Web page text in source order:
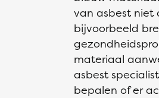
van asbest niet
bijvoorbeeld
materiaal
asbest
bepalen of er